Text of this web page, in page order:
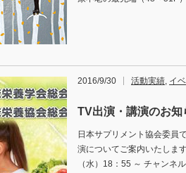
2016/9/30 活動実績, イ
TV出演・講演のお知
日本サプリメント協会委員
演についてご案内いたしま
（水）18：55 ～ チャンネ